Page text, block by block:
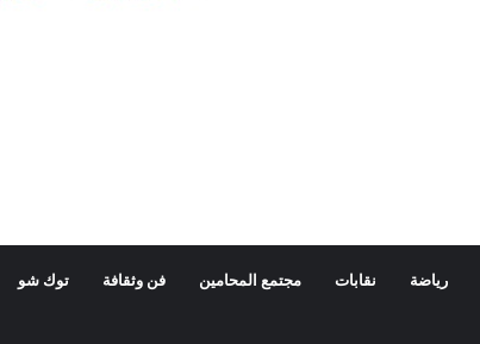
رياضة نقابات مجتمع المحامين فن وثقافة توك شو